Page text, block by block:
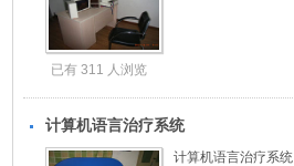
已有 311 人浏览
计算机语言治疗系统
计算机语言治疗系统